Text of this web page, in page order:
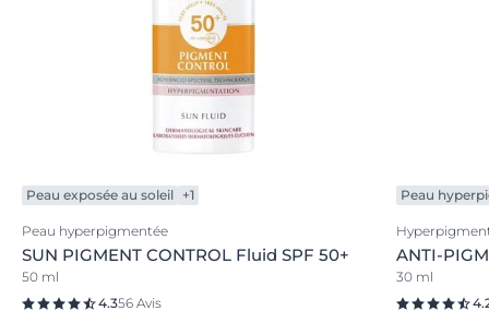
Peau exposée au soleil +1
Peau hyperpigmentée
SUN PIGMENT CONTROL Fluid SPF 50+
50 ml
4.356 Avis
Peau
ANTI-
30 ml